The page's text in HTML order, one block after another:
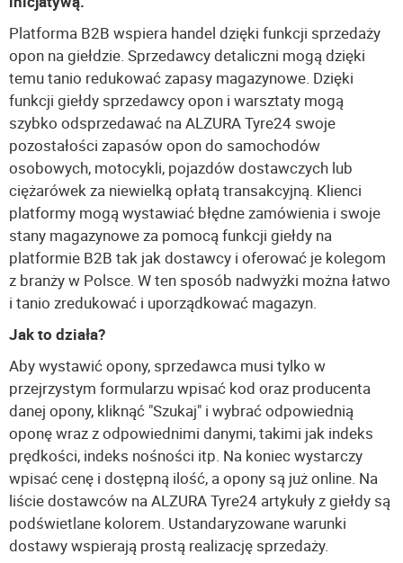
Platforma B2B wspiera handel dzięki funkcji sprzedaży
opon na giełdzie. Sprzedawcy detaliczni mogą dzięki
temu tanio redukować zapasy magazynowe. Dzięki
funkcji giełdy sprzedawcy opon i warsztaty mogą
szybko odsprzedawać na ALZURA Tyre24 swoje
pozostałości zapasów opon do samochodów
osobowych, motocykli, pojazdów dostawczych lub
ciężarówek za niewielką opłatą transakcyjną. Klienci
platformy mogą wystawiać błędne zamówienia i swoje
stany magazynowe za pomocą funkcji giełdy na
platformie B2B tak jak dostawcy i oferować je kolegom
z branży w Polsce. W ten sposób nadwyżki można łatwo
i tanio zredukować i uporządkować magazyn.
Jak to działa?
Aby wystawić opony, sprzedawca musi tylko w
przejrzystym formularzu wpisać kod oraz producenta
danej opony, kliknąć "Szukaj" i wybrać odpowiednią
oponę wraz z odpowiednimi danymi, takimi jak indeks
prędkości, indeks nośności itp. Na koniec wystarczy
wpisać cenę i dostępną ilość, a opony są już online. Na
liście dostawców na ALZURA Tyre24 artykuły z giełdy są
podświetlane kolorem. Ustandaryzowane warunki
dostawy wspierają prostą realizację sprzedaży.